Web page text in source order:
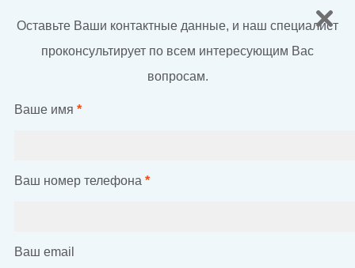
Оставьте Ваши контактные данные, и наш специалист
проконсультирует по всем интересующим Вас
вопросам.
Ваше имя *
Ваш номер телефона *
Ваш email